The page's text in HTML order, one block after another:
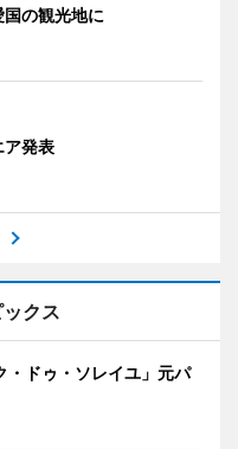
国の観光地に
ア発表
クス
ドゥ・ソレイユ」元パ